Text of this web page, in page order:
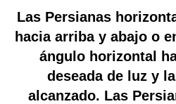
Las Persianas
hacia arriba y abajo o
ángulo horizontal
deseada de luz y
alcanzado. Las